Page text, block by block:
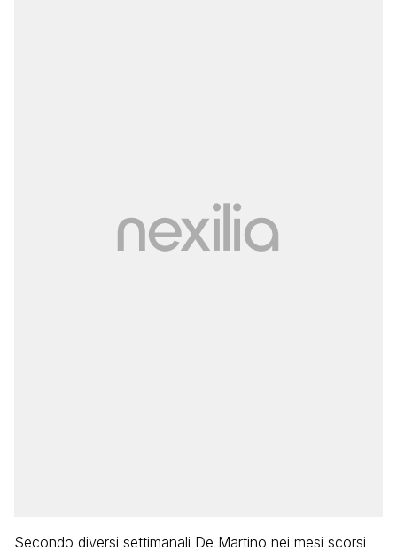
Secondo diversi settimanali De Martino nei mesi scorsi